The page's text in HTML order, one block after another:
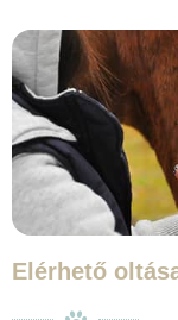
Elérhető